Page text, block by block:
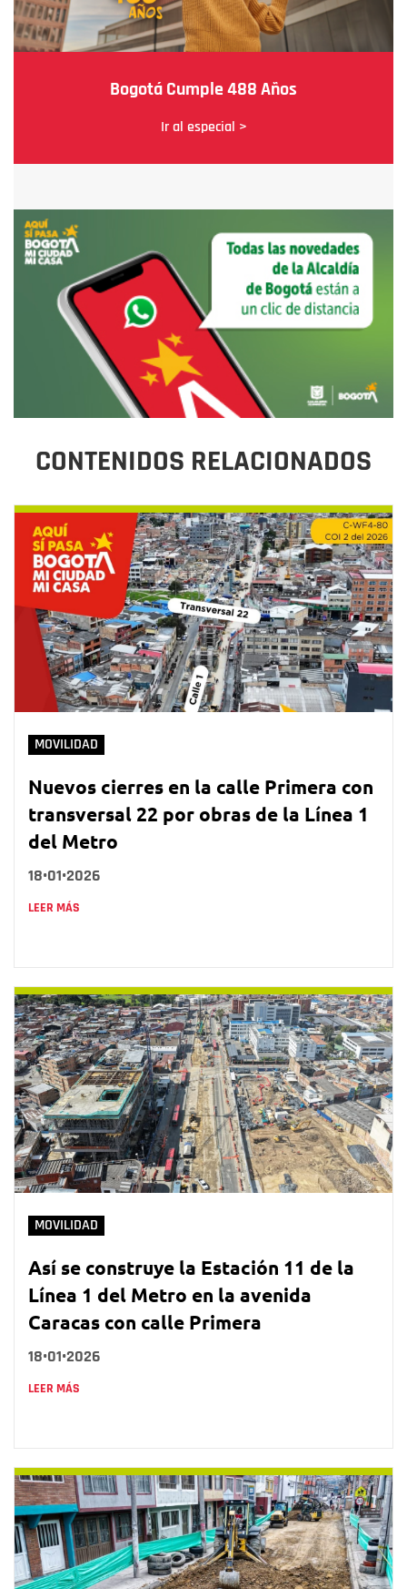
Bogotá Cumple 488 Años
Ir al especial >
CONTENIDOS RELACIONADOS
MOVILIDAD
Nuevos cierres en la calle Primera con
transversal 22 por obras de la Línea 1
del Metro
18•01•2026
LEER MÁS
MOVILIDAD
Así se construye la Estación 11 de la
Línea 1 del Metro en la avenida
Caracas con calle Primera
18•01•2026
LEER MÁS